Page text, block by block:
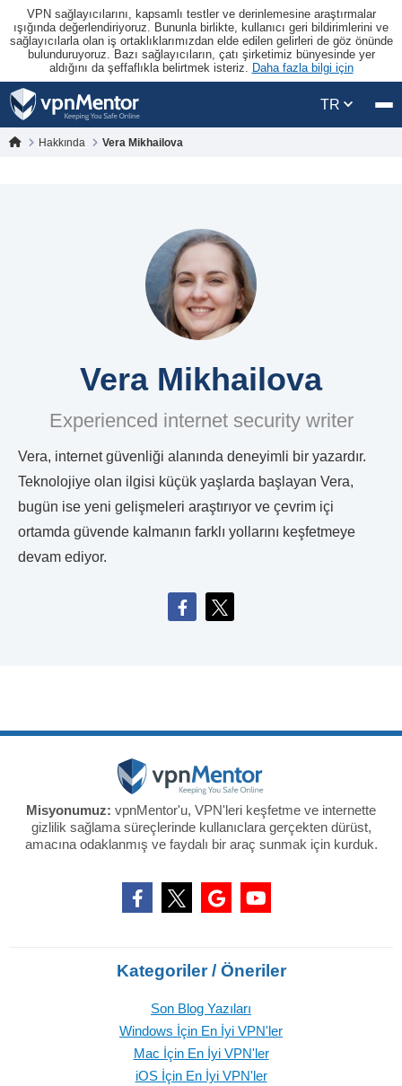
VPN sağlayıcılarını, kapsamlı testler ve derinlemesine araştırmalar
ışığında değerlendiriyoruz. Bununla birlikte, kullanıcı geri bildirimlerini ve
sağlayıcılarla olan iş ortaklıklarımızdan elde edilen gelirleri de göz önünde
bulunduruyoruz. Bazı sağlayıcıların, çatı şirketimiz bünyesinde yer
aldığını da şeffaflıkla belirtmek isteriz. Daha fazla bilgi için
TR
Hakkında Vera Mikhailova
Vera Mikhailova
Experienced internet security writer
Vera, internet güvenliği alanında deneyimli bir yazardır.
Teknolojiye olan ilgisi küçük yaşlarda başlayan Vera,
bugün ise yeni gelişmeleri araştırıyor ve çevrim içi
ortamda güvende kalmanın farklı yollarını keşfetmeye
devam ediyor.
Misyonumuz: vpnMentor'u, VPN'leri keşfetme ve internette
gizlilik sağlama süreçlerinde kullanıclara gerçekten dürüst,
amacına odaklanmış ve faydalı bir araç sunmak için kurduk.
Kategoriler / Öneriler
Son Blog Yazıları
Windows İçin En İyi VPN'ler
Mac İçin En İyi VPN'ler
iOS İçin En İyi VPN'ler